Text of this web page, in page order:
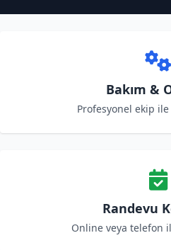
Bakım &
Profesyonel ekip ile
Randevu
Online veya telefon